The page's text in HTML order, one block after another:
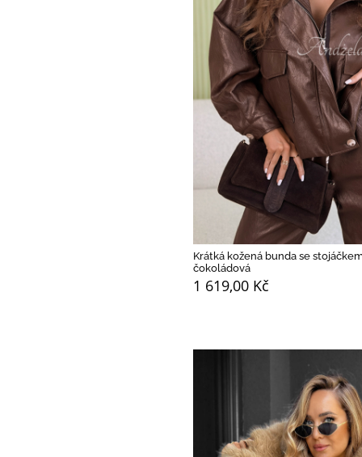
Krátká kožená bunda se
čokoládová
1 619,00 Kč